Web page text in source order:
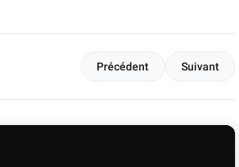
Précédent Suivant